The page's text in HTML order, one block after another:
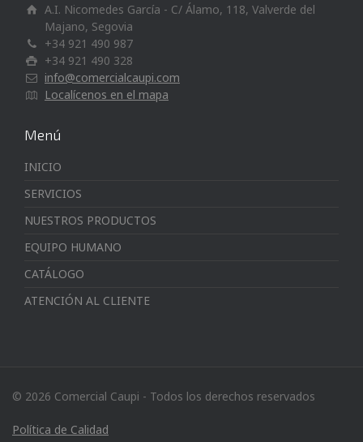
A.I. Nicomedes García - C/ Álamo, 118, Valverde del
Majano, Segovia
+34 921 490 987
+34 921 490 328
info@comercialcaupi.com
Localícenos en el mapa
Menú
INICIO
SERVICIOS
NUESTROS PRODUCTOS
EQUIPO HUMANO
CATÁLOGO
ATENCIÓN AL CLIENTE
© 2026 Comercial Caupi - Todos los derechos reservados
Política de Calidad